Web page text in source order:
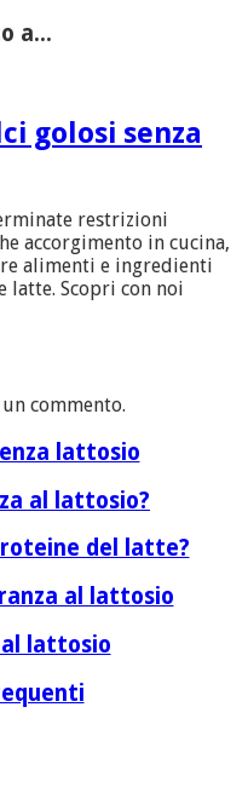
a...
golosi senza
restrizioni
accorgimento in cucina,
alimenti e ingredienti
latte. Scopri con noi
commento.
lattosio
al lattosio?
del latte?
al lattosio
lattosio